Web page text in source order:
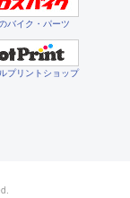
バイク・パーツ
プリントショップ